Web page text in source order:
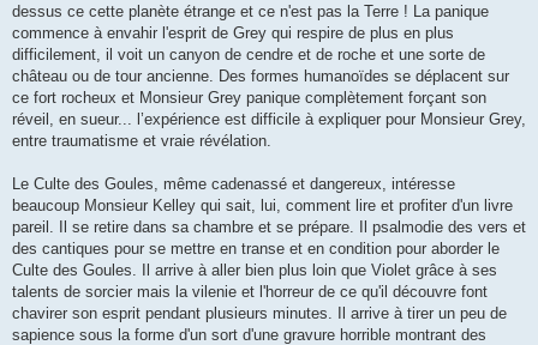
dessus ce cette planète étrange et ce n'est pas la Terre ! La panique
commence à envahir l'esprit de Grey qui respire de plus en plus
difficilement, il voit un canyon de cendre et de roche et une sorte de
château ou de tour ancienne. Des formes humanoïdes se déplacent sur
ce fort rocheux et Monsieur Grey panique complètement forçant son
réveil, en sueur... l’expérience est difficile à expliquer pour Monsieur Grey,
entre traumatisme et vraie révélation.
Le Culte des Goules, même cadenassé et dangereux, intéresse
beaucoup Monsieur Kelley qui sait, lui, comment lire et profiter d'un livre
pareil. Il se retire dans sa chambre et se prépare. Il psalmodie des vers et
des cantiques pour se mettre en transe et en condition pour aborder le
Culte des Goules. Il arrive à aller bien plus loin que Violet grâce à ses
talents de sorcier mais la vilenie et l'horreur de ce qu'il découvre font
chavirer son esprit pendant plusieurs minutes. Il arrive à tirer un peu de
sapience sous la forme d'un sort d'une gravure horrible montrant des